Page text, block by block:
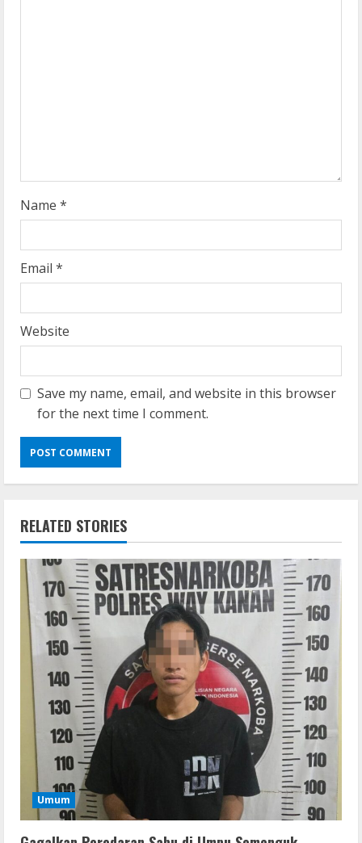
g
Name *
Email *
Website
Save my name, email, and website in this browser
for the next time I comment.
RELATED STORIES
Umum